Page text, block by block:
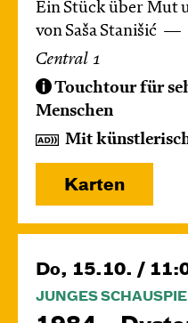
Ein Stück über Mut
von Saša Stanišić
Central 1
Touchtour für
Menschen
Mit
Karten
Do, 15.10. /
JUNGES